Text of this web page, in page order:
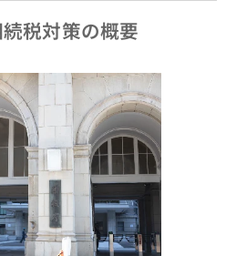
税対策の概要